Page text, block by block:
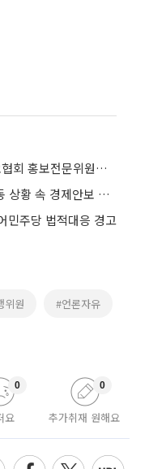
문종훈 종근당 이사, 한국제약바이오협회 홍보전문위원장 선출
위성락 , EU 집행위원과 면담…"중동 상황 속 경제안보 협력"
민주당 법적대응 경고
위원 #언론자유
요
0
추가취재 원해요
0